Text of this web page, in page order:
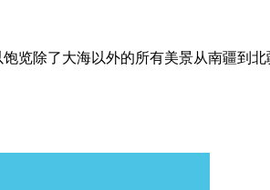
览除了大海以外的所有美景从南疆到